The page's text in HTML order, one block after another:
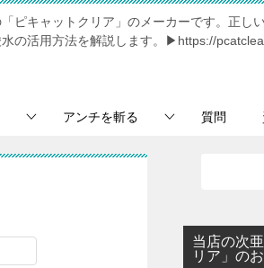
ピキャットクリア」のメーカーです。正し
の活用方法を解説します。▶https://
アンチを斬る 質問
当店の次
リア」の